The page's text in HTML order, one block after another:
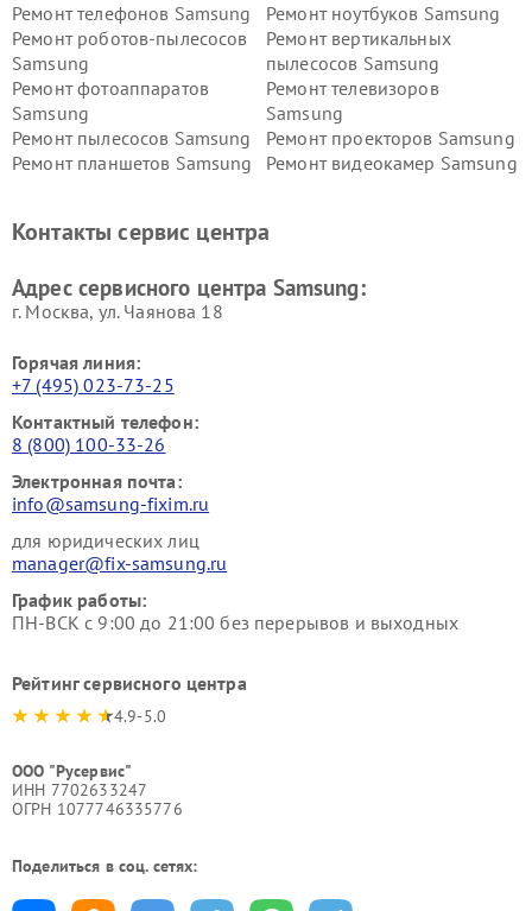
Ремонт телефонов Samsung
Ремонт ноутбуков Samsung
Ремонт роботов-пылесосов
Samsung
Ремонт вертикальных
пылесосов Samsung
Ремонт фотоаппаратов
Samsung
Ремонт телевизоров
Samsung
Ремонт пылесосов Samsung
Ремонт проекторов Samsung
Ремонт планшетов Samsung
Ремонт видеокамер Samsung
Контакты сервис центра
Адрес сервисного центра Samsung:
г. Москва, ул. Чаянова 18
Горячая линия:
+7 (495) 023-73-25
Контактный телефон:
8 (800) 100-33-26
Электронная почта:
info@samsung-fixim.ru
для юридических лиц
manager@fix-samsung.ru
График работы:
ПН-ВСК с 9:00 до 21:00 без перерывов и выходных
Рейтинг сервисного центра
4.9-5.0
ООО "Русервис"
ИНН 7702633247
ОГРН 1077746335776
Поделиться в соц. сетях: